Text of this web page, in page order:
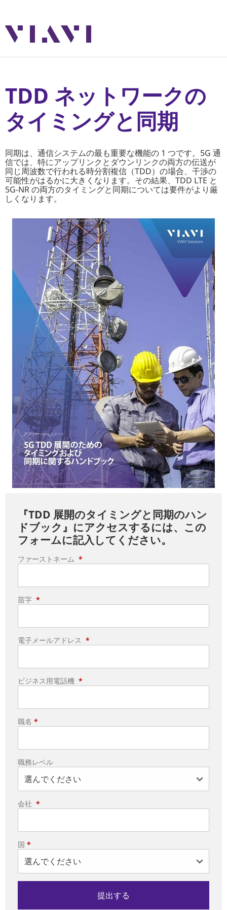
TDD ネットワークの
タイミングと同期
同期は、通信システムの最も重要な機能の 1 つです。5G 通
信では、特にアップリンクとダウンリンクの両方の伝送が
同じ周波数で行われる時分割複信（TDD）の場合、干渉の
可能性がはるかに大きくなります。その結果、TDD LTE と
5G-NR の両方のタイミングと同期については要件がより厳
しくなります。
『TDD 展開のタイミングと同期のハン
ドブック』にアクセスするには、この
フォームに記入してください。
ファーストネーム *
苗字 *
電子メールアドレス *
ビジネス用電話機 *
職名 *
職務レベル
会社 *
国 *